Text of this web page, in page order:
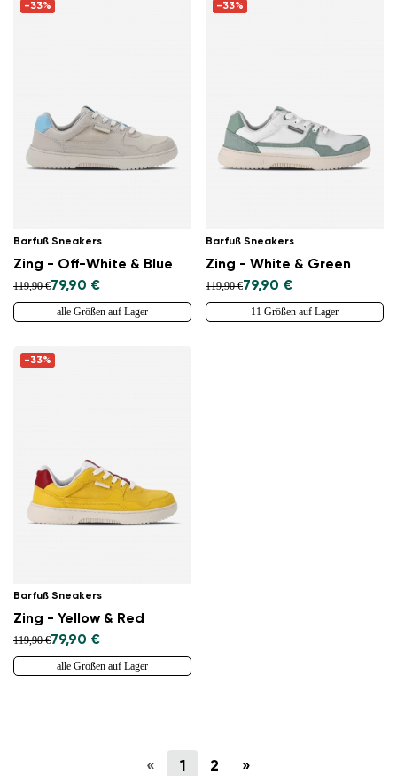
-33%
Barfuß Sneakers
Zing - Off-White & Blue
119,90 €79,90 €
alle Größen auf Lager
-33%
Barfuß Sneakers
Zing - White & Green
119,90 €79,90 €
11 Größen auf Lager
-33%
Barfuß Sneakers
Zing - Yellow & Red
119,90 €79,90 €
alle Größen auf Lager
« 1 2 »